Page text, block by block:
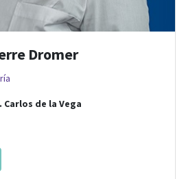
Dromer
Carlos de la Vega